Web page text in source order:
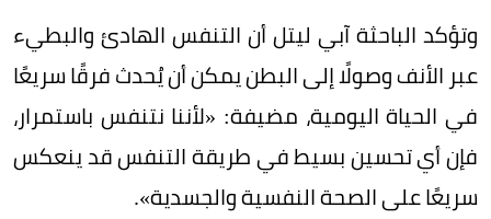
وتؤكد الباحثة آبي ليتل أن التنفس الهادئ والبطيء
عبر الأنف وصولًا إلى البطن يمكن أن يُحدث فرقًا سريعًا
في الحياة اليومية، مضيفة: «لأننا نتنفس باستمرار،
فإن أي تحسين بسيط في طريقة التنفس قد ينعكس
سريعًا على الصحة النفسية والجسدية».